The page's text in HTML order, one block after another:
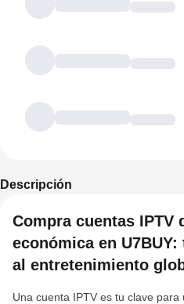
Descripción
Compra cuentas IPTV
económica en
al entretenimiento
Una cuenta IPTV es tu clave